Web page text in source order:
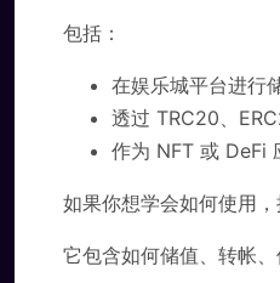
包括：
在娱乐城平台进行
透过 TRC20、
作为 NFT 或 DeFi
如果你想学会如何使用
它包含如何储值、转帐、